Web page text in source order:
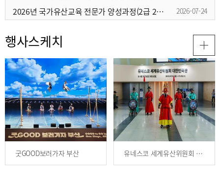
2026년 국가유산교육 전문가 양성과정(2급 2기) 교육생 모집공고 2026-07-24
행사스케치
굿GOOD보러가자 부산 유네스코 세계유산위원회 대한민국관 전시